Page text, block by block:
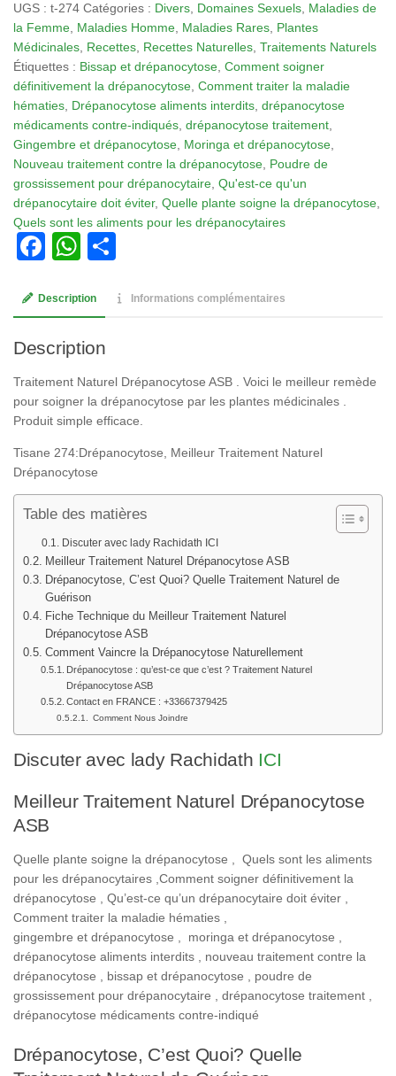
274:Drépanocytose,
Meilleur
Traitement
Naturel
Drépanocytose
UGS : t-274 Catégories : Divers, Domaines Sexuels, Maladies de
la Femme, Maladies Homme, Maladies Rares, Plantes
Médicinales, Recettes, Recettes Naturelles, Traitements Naturels
Étiquettes : Bissap et drépanocytose, Comment soigner
définitivement la drépanocytose, Comment traiter la maladie
hématies, Drépanocytose aliments interdits, drépanocytose
médicaments contre-indiqués, drépanocytose traitement,
Gingembre et drépanocytose, Moringa et drépanocytose,
Nouveau traitement contre la drépanocytose, Poudre de
grossissement pour drépanocytaire, Qu'est-ce qu'un
drépanocytaire doit éviter, Quelle plante soigne la drépanocytose,
Quels sont les aliments pour les drépanocytaires
Facebook
WhatsApp
Description Informations complémentaires
Description
Traitement Naturel Drépanocytose ASB . Voici le meilleur remède
pour soigner la drépanocytose par les plantes médicinales .
Produit simple efficace.
Tisane 274:Drépanocytose, Meilleur Traitement Naturel
Drépanocytose
Table des matières
Discuter avec lady Rachidath ICI
Meilleur Traitement Naturel Drépanocytose ASB
Drépanocytose, C’est Quoi? Quelle Traitement Naturel de
Guérison
Fiche Technique du Meilleur Traitement Naturel
Drépanocytose ASB
Comment Vaincre la Drépanocytose Naturellement
Drépanocytose : qu’est-ce que c’est ? Traitement Naturel
Drépanocytose ASB
Contact en FRANCE : +33667379425
Comment Nous Joindre
Discuter avec lady Rachidath ICI
Meilleur Traitement Naturel Drépanocytose
ASB
Quelle plante soigne la drépanocytose , Quels sont les aliments
pour les drépanocytaires ,Comment soigner définitivement la
drépanocytose , Qu’est-ce qu’un drépanocytaire doit éviter ,
Comment traiter la maladie hématies ,
gingembre et drépanocytose , moringa et drépanocytose ,
drépanocytose aliments interdits , nouveau traitement contre la
drépanocytose , bissap et drépanocytose , poudre de
grossissement pour drépanocytaire , drépanocytose traitement ,
drépanocytose médicaments contre-indiqué
Drépanocytose, C’est Quoi? Quelle